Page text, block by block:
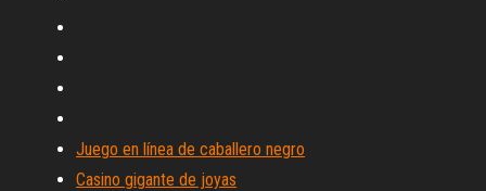
Juego en línea de caballero negro
Casino gigante de joyas